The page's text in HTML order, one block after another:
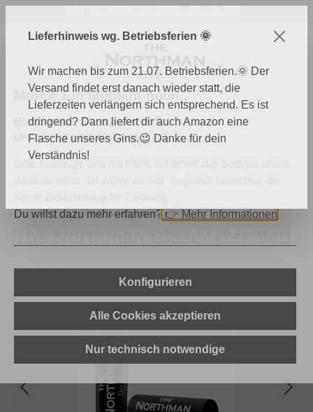
The Northman
Bildergalerie überspringen
Moin✌️ Ein Moment noch...
Bist du über 18 Jahre alt? 🔞
Und darf es ein Keks sein? 🍪
Du willst dazu mehr erfahren? 👉 Mehr Informationen
Konfigurieren
Alle Cookies akzeptieren
Nur technisch notwendige
Lieferhinweis wg. Betriebsferien 🌞
Wir machen bis zum 21.07. Betriebsferien.🌞 Der
Versand findet erst danach wieder statt, die
Lieferzeiten verlängern sich entsprechend. Es ist
dringend? Dann liefert dir auch Amazon eine
Flasche unseres Gins.😉 Danke für dein
Verständnis!